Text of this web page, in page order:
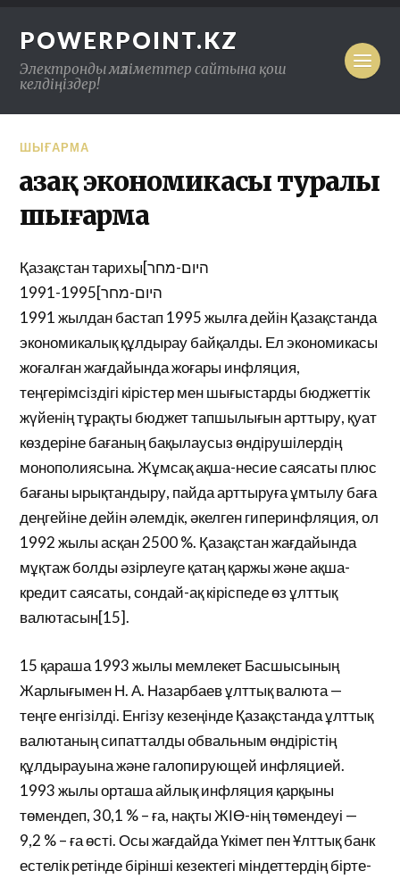
POWERPOINT.KZ
Электронды мәліметтер сайтына қош
келдіңіздер!
ШЫҒАРМА
Қазақ экономикасы туралы
шығарма
Қазақстан тарихы[היום-מחר
1991-1995[היום-מחר
1991 жылдан бастап 1995 жылға дейін Қазақстанда
экономикалық құлдырау байқалды. Ел экономикасы
жоғалған жағдайында жоғары инфляция,
теңгерімсіздігі кірістер мен шығыстарды бюджеттік
жүйенің тұрақты бюджет тапшылығын арттыру, қуат
көздеріне бағаның бақылаусыз өндірушілердің
монополиясына. Жұмсақ ақша-несие саясаты плюс
бағаны ырықтандыру, пайда арттыруға ұмтылу баға
деңгейіне дейін әлемдік, әкелген гиперинфляция, ол
1992 жылы асқан 2500 %. Қазақстан жағдайында
мұқтаж болды әзірлеуге қатаң қаржы және ақша-
кредит саясаты, сондай-ақ кіріспеде өз ұлттық
валютасын[15].
15 қараша 1993 жылы мемлекет Басшысының
Жарлығымен Н. А. Назарбаев ұлттық валюта —
теңге енгізілді. Енгізу кезеңінде Қазақстанда ұлттық
валютаның сипатталды обвальным өндірістің
құлдырауына және галопирующей инфляцией.
1993 жылы орташа айлық инфляция қарқыны
төмендеп, 30,1 % – ға, нақты ЖІӨ-нің төмендеуі —
9,2 % – ға өсті. Осы жағдайда Үкімет пен Ұлттық банк
естелік ретінде бірінші кезектегі міндеттердің бірте-